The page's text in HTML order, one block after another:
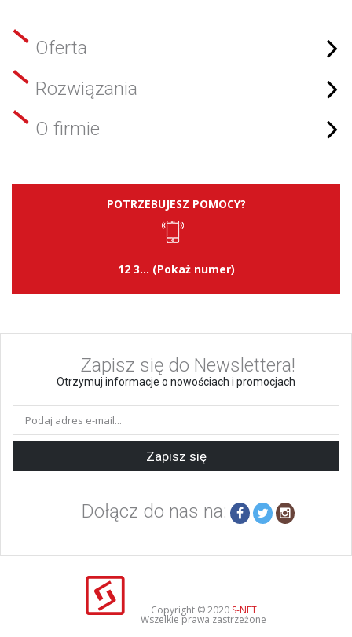
Oferta
Rozwiązania
O firmie
POTRZEBUJESZ POMOCY?
12 3... (Pokaż numer)
Zapisz się do Newslettera!
Otrzymuj informacje o nowościach i promocjach
Zapisz się
Dołącz do nas na:
Copyright © 2020 S-NET
Wszelkie prawa zastrzeżone